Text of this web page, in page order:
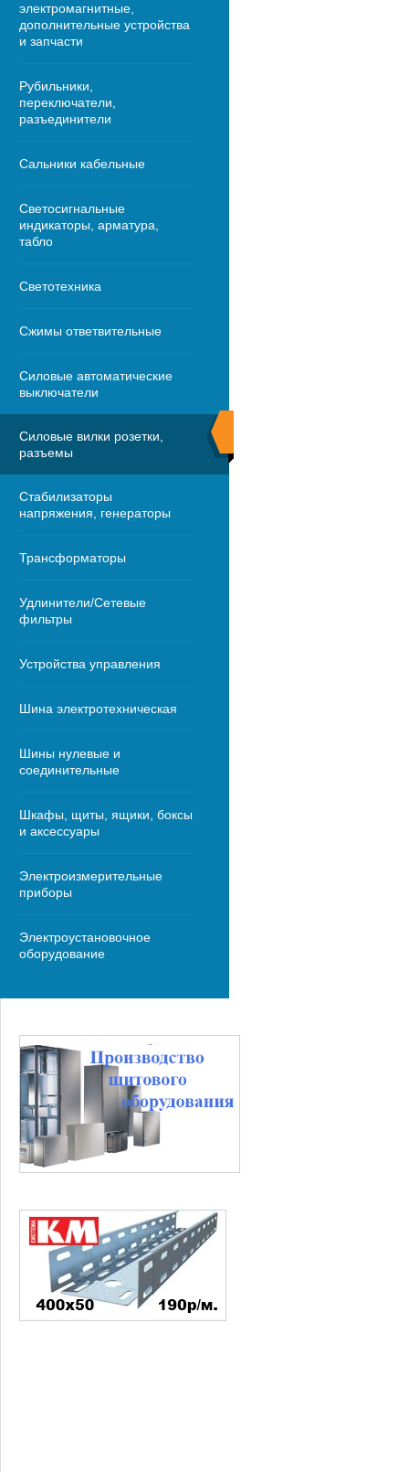
электромагнитные,
дополнительные устройства
и запчасти
Рубильники,
переключатели,
разъединители
Сальники кабельные
Светосигнальные
индикаторы, арматура,
табло
Светотехника
Сжимы ответвительные
Силовые автоматические
выключатели
Силовые вилки розетки,
разъемы
Стабилизаторы
напряжения, генераторы
Трансформаторы
Удлинители/Сетевые
фильтры
Устройства управления
Шина электротехническая
Шины нулевые и
соединительные
Шкафы, щиты, ящики, боксы
и аксессуары
Электроизмерительные
приборы
Электроустановочное
оборудование